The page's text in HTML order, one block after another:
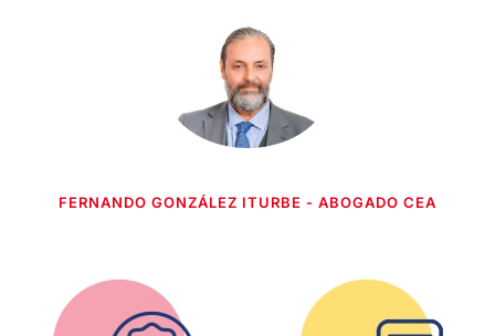
FERNANDO GONZÁLEZ ITURBE - ABOGADO CEA